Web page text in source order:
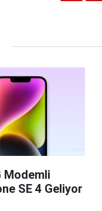
Modemli
SE 4 Geliyor